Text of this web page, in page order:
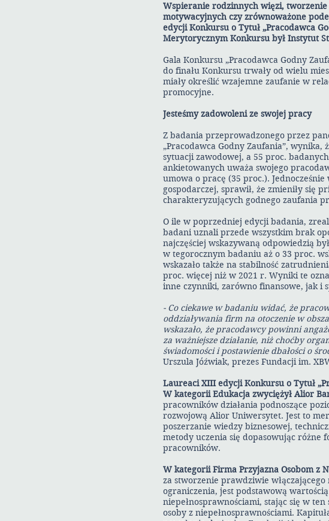
Wspieranie rodzinnych więzi, tworzenie
motywacyjnych czy zrównoważone
edycji Konkursu o Tytuł „Pracodawca
Merytorycznym Konkursu był Instytut
Gala Konkursu „Pracodawca Godny
do finału Konkursu trwały od wielu
miały określić wzajemne zaufanie w
promocyjne.
Jesteśmy zadowoleni ze swojej pracy
Z badania przeprowadzonego przez
„Pracodawca Godny Zaufania”, wynika,
sytuacji zawodowej, a 55 proc.
ankietowanych uważa swojego
umowa o pracę (35 proc.).
gospodarczej, sprawił, że zmieniły się
charakteryzujących godnego zaufania
O ile w poprzedniej edycji badania,
badani uznali przede wszystkim brak
najczęściej wskazywaną odpowiedzią
w tegorocznym badaniu aż o 33 proc.
wskazało także na stabilność
proc. więcej niż w 2021 r. Wyniki te
inne czynniki, zarówno finansowe, jak i
- Co ciekawe w badaniu widać, że
oddziaływania firm na otoczenie w
wskazało, że pracodawcy powinni
za ważniejsze działanie, niż choćby
świadomości i postawienie dbałości o
Urszula Jóźwiak, prezes Fundacji im.
Laureaci XIII edycji Konkursu o Tytuł
W kategorii Edukacja zwyciężył Alior
pracowników działania podnoszące
rozwojową Alior Uniwersytet. Jest to
poszerzanie wiedzy biznesowej,
metody uczenia się dopasowując różne
pracowników.
W kategorii Firma Przyjazna Osobom z
za stworzenie prawdziwie
ograniczenia, jest podstawową
niepełnosprawnościami, stając się w
osoby z niepełnosprawnościami.